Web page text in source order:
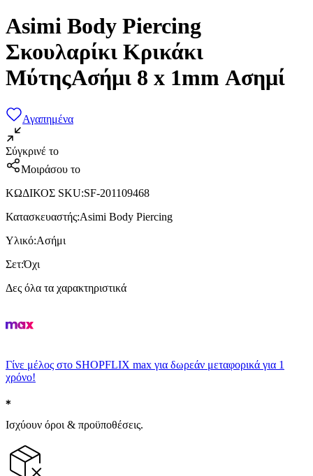
Asimi Body Piercing
Σκουλαρίκι Κρικάκι
ΜύτηςΑσήμι 8 x 1mm Ασημί
Αγαπημένα
Σύγκρινέ το
Μοιράσου το
ΚΩΔΙΚΟΣ SKU:SF-201109468
Κατασκευαστής:Asimi Body Piercing
Υλικό:Ασήμι
Σετ:Όχι
Δες όλα τα χαρακτηριστικά
Γίνε μέλος στο SHOPFLIX max για δωρεάν μεταφορικά για 1
χρόνο!
Ισχύουν όροι & προϋποθέσεις.